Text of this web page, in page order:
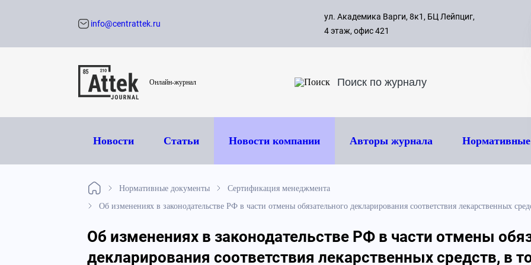
с 09:00
8 495
info@centrattek.ru
ул. Академика Варги, 8к1, БЦ Лейпциг,
4 этаж, офис 421
Онлайн-журнал
Новости Статьи Новости компании Авторы журнала
Нормативные документы
Сертификация менеджмента
Об изменениях в законодательстве РФ в части отмены обязательного декларирования соответствия лекарственных
Об изменениях в законодательстве РФ в части отмены
декларирования соответствия лекарственных средств, в